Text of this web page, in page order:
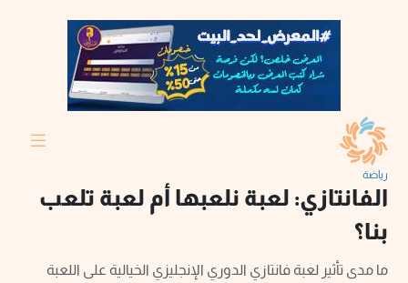
رياضة
الفانتازي: لعبة نلعبها أم لعبة تلعب
بنا؟
ما مدى تأثير لعبة فانتازي الدوري الإنجليزي الخيالية على اللعبة